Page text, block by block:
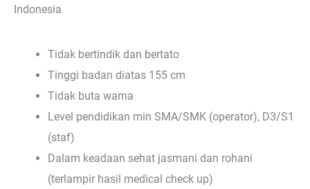
Indonesia
Tidak bertindik dan bertato
Tinggi badan diatas 155 cm
Tidak buta warna
Level pendidikan min SMA/SMK (operator), D3/S1
(staf)
Dalam keadaan sehat jasmani dan rohani
(terlampir hasil medical check up)